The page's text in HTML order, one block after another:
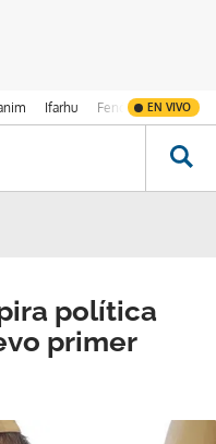
Ifarhu Fenómeno de El
EN VIVO
política
primer